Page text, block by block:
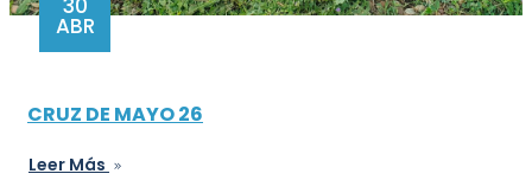
30
ABR
CRUZ DE MAYO 26
Leer Más